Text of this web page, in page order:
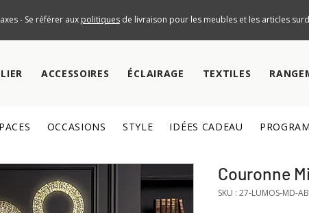
- Se référer aux politiquesde livraison pour les meubles et les articles
ACCESSOIRES ÉCLAIRAGE TEXTILES
OCCASIONS STYLE IDÉES CADEAU
Couronne
SKU : 27-LUMOS-MD-